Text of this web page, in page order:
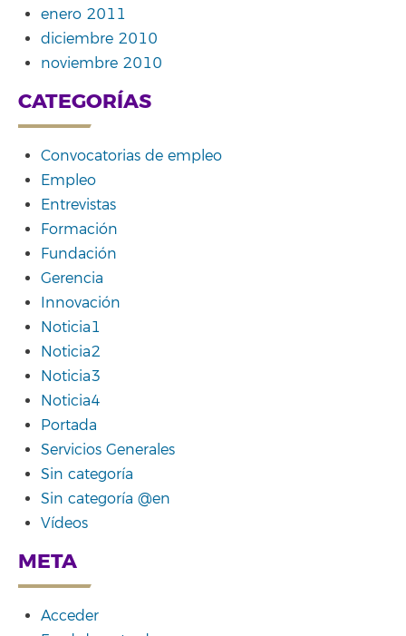
enero 2011
diciembre 2010
noviembre 2010
CATEGORÍAS
Convocatorias de empleo
Empleo
Entrevistas
Formación
Fundación
Gerencia
Innovación
Noticia1
Noticia2
Noticia3
Noticia4
Portada
Servicios Generales
Sin categoría
Sin categoría @en
Vídeos
META
Acceder